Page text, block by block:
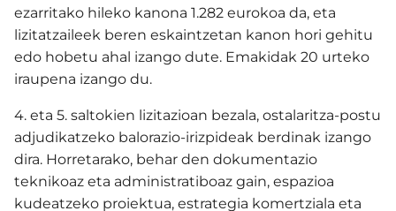
ezarritako hileko kanona 1.282 eurokoa da, eta
lizitatzaileek beren eskaintzetan kanon hori gehitu
edo hobetu ahal izango dute. Emakidak 20 urteko
iraupena izango du.
4. eta 5. saltokien lizitazioan bezala, ostalaritza-postu
adjudikatzeko balorazio-irizpideak berdinak izango
dira. Horretarako, behar den dokumentazio
teknikoaz eta administratiboaz gain, espazioa
kudeatzeko proiektua, estrategia komertziala eta